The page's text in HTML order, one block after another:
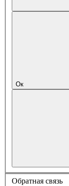
Ок
Обратная связь